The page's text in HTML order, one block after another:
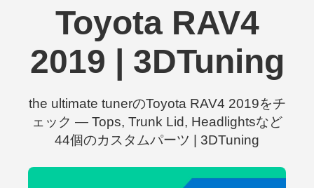
Toyota RAV4
2019 | 3DTuning
the ultimate tunerのToyota RAV4 2019をチ
ェック — Tops, Trunk Lid, Headlightsなど
44個のカスタムパーツ | 3DTuning